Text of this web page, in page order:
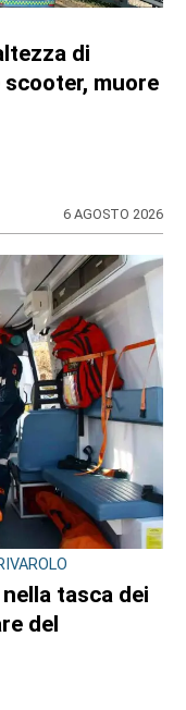
di
muore
6 AGOSTO 2026
tasca dei
del